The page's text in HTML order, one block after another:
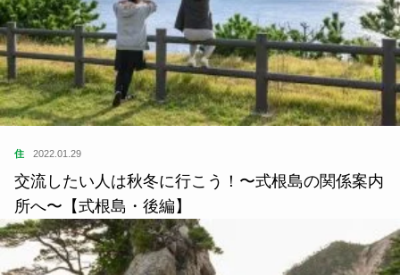
住 2022.01.29
交流したい人は秋冬に行こう！〜式根島の関係案内
所へ〜【式根島・後編】